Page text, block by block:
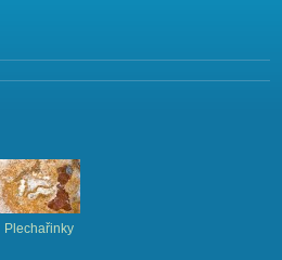
Plechařinky